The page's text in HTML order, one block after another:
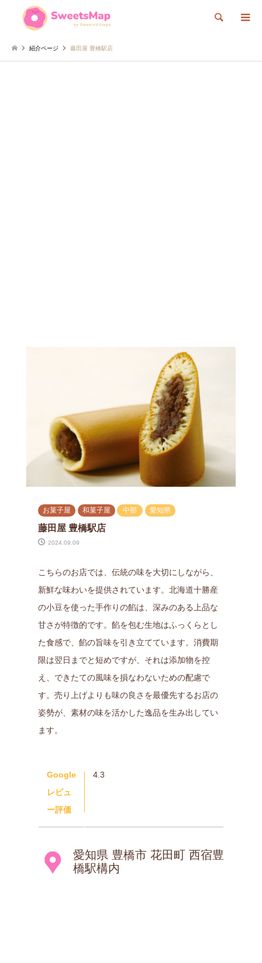
検索
紹介ページ 藤田屋 豊橋駅店
お菓子屋 和菓子屋 中部 愛知県
藤田屋 豊橋駅店
2024.09.09
こちらのお店では、伝統の味を大切にしながら、
新鮮な味わいを提供されています。北海道十勝産
の小豆を使った手作りの餡は、深みのある上品な
甘さが特徴的です。餡を包む生地はふっくらとし
た食感で、餡の旨味を引き立てています。消費期
限は翌日までと短めですが、それは添加物を控
え、できたての風味を損なわないための配慮で
す。売り上げよりも味の良さを最優先するお店の
姿勢が、素材の味を活かした逸品を生み出してい
ます。
Google
レビュ
ー評価
4.3
愛知県 豊橋市 花田町 西宿豊
橋駅構内